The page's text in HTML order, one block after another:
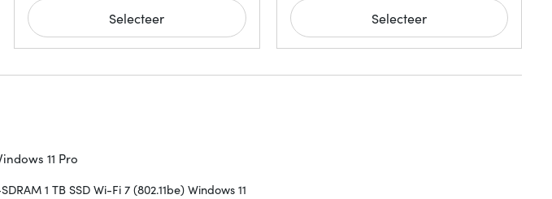
Selecteer Selecteer
11 Pro
1 TB SSD Wi-Fi 7 (802.11be) Windows 11